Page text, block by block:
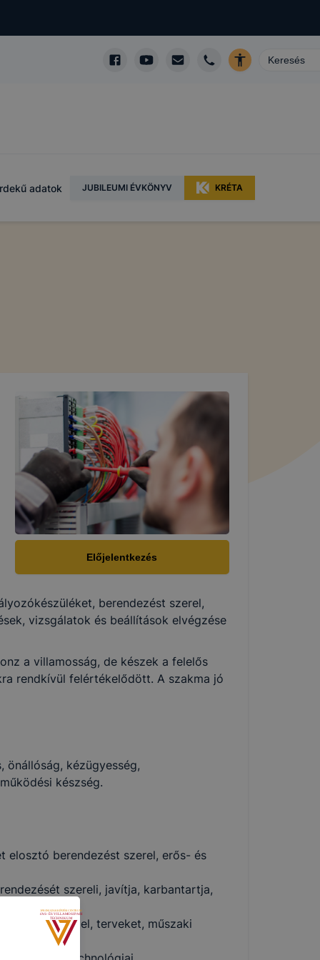
adatok JUBILEUMI ÉVKÖNYV KRÉTA
Előjelentkezés
berendezést szerel,
vizsgálatok és beállítások elvégzése
a villamosság, de készek a felelős
rendkívül felértékelődött. A szakma jó
önállóság, kézügyesség,
készség.
elosztó berendezést szerel, erős- és
szereli, javítja, karbantartja,
kezel, terveket, műszaki